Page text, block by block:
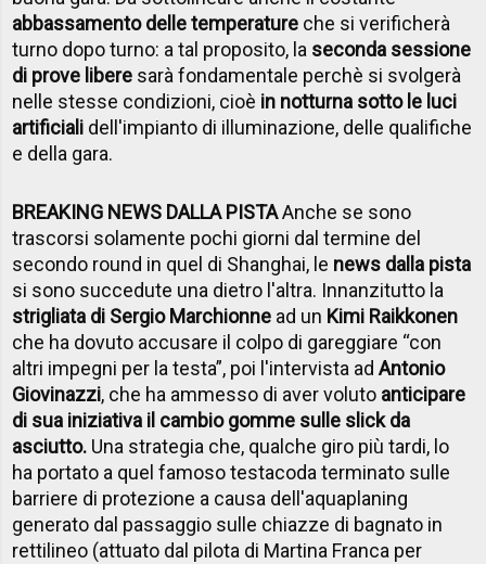
abbassamento delle temperature che si verificherà
turno dopo turno: a tal proposito, la seconda sessione
di prove libere sarà fondamentale perchè si svolgerà
nelle stesse condizioni, cioè in notturna sotto le luci
artificiali dell'impianto di illuminazione, delle qualifiche
e della gara.
BREAKING NEWS DALLA PISTAAnche se sono
trascorsi solamente pochi giorni dal termine del
secondo round in quel di Shanghai, le news dalla pista
si sono succedute una dietro l'altra. Innanzitutto la
strigliata di Sergio Marchionne ad un Kimi Raikkonen
che ha dovuto accusare il colpo di gareggiare “con
altri impegni per la testa”, poi l'intervista adAntonio
Giovinazzi, che ha ammesso di aver voluto anticipare
di sua iniziativa il cambio gomme sulle slick da
asciutto. Una strategia che, qualche giro più tardi, lo
ha portato a quel famoso testacoda terminato sulle
barriere di protezione a causa dell'aquaplaning
generato dal passaggio sulle chiazze di bagnato in
rettilineo (attuato dal pilota di Martina Franca per